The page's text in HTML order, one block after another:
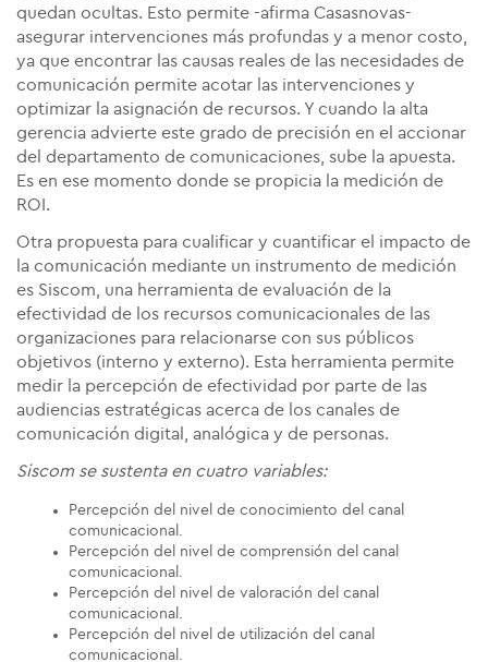
quedan ocultas. Esto permite -afirma Casasnovas-
asegurar intervenciones más profundas y a menor costo,
ya que encontrar las causas reales de las necesidades de
comunicación permite acotar las intervenciones y
optimizar la asignación de recursos. Y cuando la alta
gerencia advierte este grado de precisión en el accionar
del departamento de comunicaciones, sube la apuesta.
Es en ese momento donde se propicia la medición de
ROI.
Otra propuesta para cualificar y cuantificar el impacto de
la comunicación mediante un instrumento de medición
es Siscom, una herramienta de evaluación de la
efectividad de los recursos comunicacionales de las
organizaciones para relacionarse con sus públicos
objetivos (interno y externo). Esta herramienta permite
medir la percepción de efectividad por parte de las
audiencias estratégicas acerca de los canales de
comunicación digital, analógica y de personas.
Siscom se sustenta en cuatro variables:
Percepción del nivel de conocimiento del canal
comunicacional.
Percepción del nivel de comprensión del canal
comunicacional.
Percepción del nivel de valoración del canal
comunicacional.
Percepción del nivel de utilización del canal
comunicacional.